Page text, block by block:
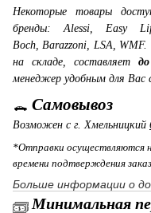
Некоторые товары
бренды: Alessi, Easy
Boch, Barazzoni, LSA,
на складе, составляетдо
менеджер удобным для Вас
Самовывоз
Возможен с г. Хмельницкий
*Отправки осуществляются
времени подтверждения
Больше информации о
Минимальная